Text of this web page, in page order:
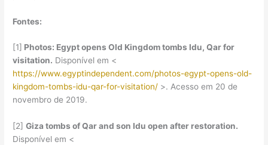
Fontes:
[1] Photos: Egypt opens Old Kingdom tombs Idu, Qar for
visitation. Disponível em <
https://www.egyptindependent.com/photos-egypt-opens-old-
kingdom-tombs-idu-qar-for-visitation/ >. Acesso em 20 de
novembro de 2019.
[2]Giza tombs of Qar and son Idu open after restoration.
Disponível em <